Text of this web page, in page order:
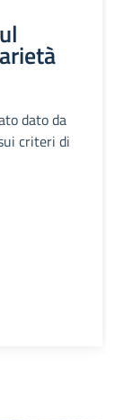
dato da
criteri di